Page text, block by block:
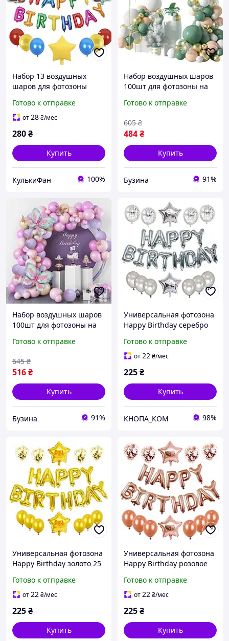
Набор 13 воздушных
шаров для фотозоны
Марио Разноцветный
Готово к отправке
от28₴/мес
280₴
Купить
КулькиФан 100%
Набор воздушных шаров
100шт для фотозоны на
Birthday Sage Green
Готово к отправке
484₴
605 ₴
Купить
Бузина 91%
Набор воздушных шаров
100шт для фотозоны на
Birthday Butterfly buzyna
Готово к отправке
516₴
645 ₴
Купить
Бузина 91%
Универсальная фотозона
Happy Birthday серебро
Готово к отправке
от22₴/мес
225₴
Купить
КНОПА_КОМ 98%
Универсальная фотозона
Happy Birthday золото 25
Готово к отправке
от22₴/мес
225₴
Купить
Универсальная фотозона
Happy Birthday розовое
Готово к отправке
от22₴/мес
225₴
Купить